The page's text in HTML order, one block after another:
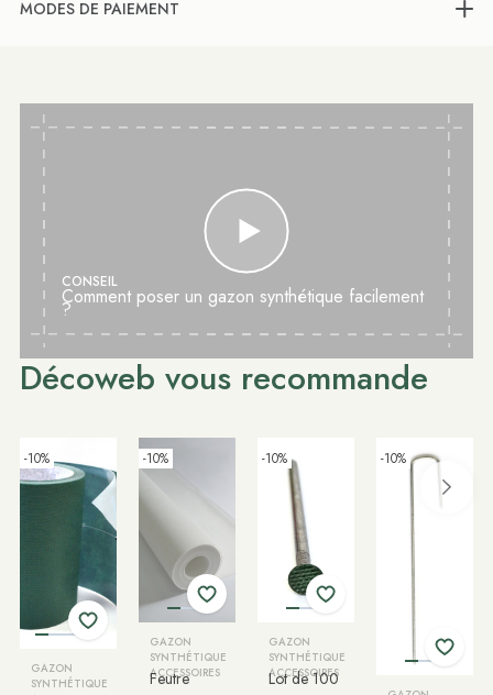
MODES DE PAIEMENT
CONSEIL
Comment poser un gazon synthétique facilement
?
Décoweb vous recommande
-10%
GAZON
SYNTHÉTIQUE
-10%
GAZON
SYNTHÉTIQUE
ACCESSOIRES
Feutre
-10%
GAZON
SYNTHÉTIQUE
ACCESSOIRES
Lot de 100
-10%